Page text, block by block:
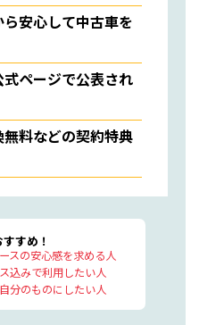
安心して中古車を
ページで公表され
料などの契約特典
すめ！
スの安心感を求める人
込みで利用したい人
分のものにしたい人